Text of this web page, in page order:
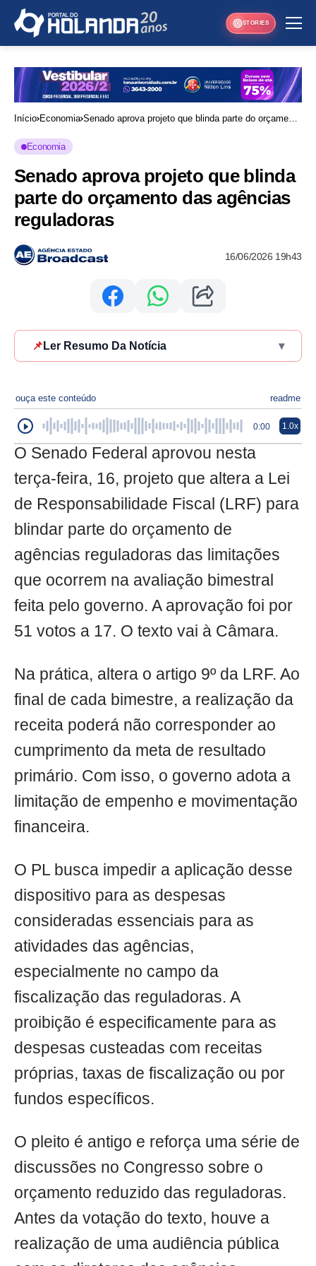
STORIES
Início Economia Senado aprova projeto que blinda parte do orçamento
Economia
Senado aprova projeto que blinda
parte do orçamento das agências
reguladoras
16/06/2026 19h43
📌 Ler Resumo Da Notícia ▾
ouça este conteúdo readme
0:00 1.0x
O Senado Federal aprovou nesta
terça-feira, 16, projeto que altera a Lei
de Responsabilidade Fiscal (LRF) para
blindar parte do orçamento de
agências reguladoras das limitações
que ocorrem na avaliação bimestral
feita pelo governo. A aprovação foi por
51 votos a 17. O texto vai à Câmara.
Na prática, altera o artigo 9º da LRF. Ao
final de cada bimestre, a realização da
receita poderá não corresponder ao
cumprimento da meta de resultado
primário. Com isso, o governo adota a
limitação de empenho e movimentação
financeira.
O PL busca impedir a aplicação desse
dispositivo para as despesas
consideradas essenciais para as
atividades das agências,
especialmente no campo da
fiscalização das reguladoras. A
proibição é especificamente para as
despesas custeadas com receitas
próprias, taxas de fiscalização ou por
fundos específicos.
O pleito é antigo e reforça uma série de
discussões no Congresso sobre o
orçamento reduzido das reguladoras.
Antes da votação do texto, houve a
realização de uma audiência pública